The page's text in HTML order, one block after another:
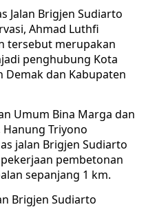
Jalan Brigjen Sudiarto
Ahmad Luthfi
tersebut merupakan
penghubung Kota
Demak dan Kabupaten
Umum Bina Marga dan
Hanung Triyono
jalan Brigjen Sudiarto
pembetonan
sepanjang 1 km.
Brigjen Sudiarto